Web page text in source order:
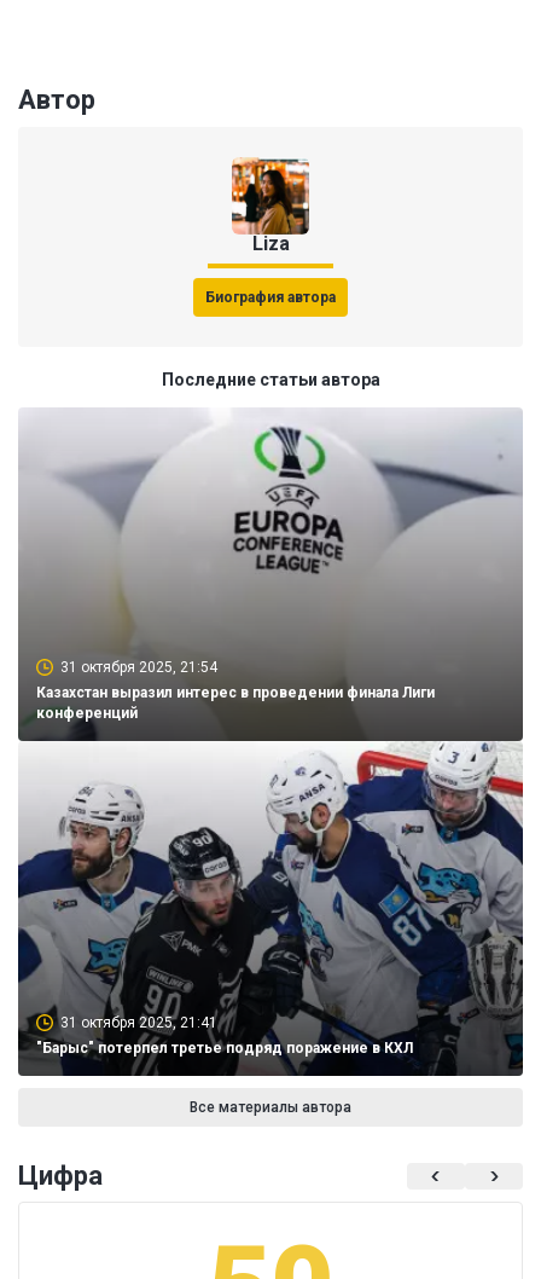
Автор
Liza
Биография автора
Последние статьи автора
31 октября 2025, 21:54
Казахстан выразил интерес в проведении финала Лиги
конференций
31 октября 2025, 21:41
"Барыс" потерпел третье подряд поражение в КХЛ
Все материалы автора
Цифра